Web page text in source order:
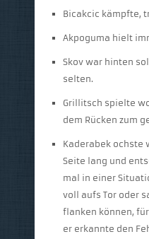
Bicakcic kämpfte,
Akpoguma hielt
Skov war hinten
selten.
Grillitsch spielte
dem Rücken zum
Kaderabek ochste
Seite lang und
mal in einer
voll aufs Tor oder
flanken können,
er erkannte den